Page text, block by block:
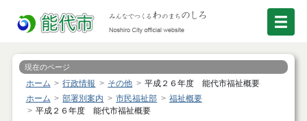
現在のページ
ホーム 行政情報 その他
平成２６年度 能代市福祉概要
ホーム
部署別案内 市民福祉部
福祉概要
平成２６年度 能代市福祉概要